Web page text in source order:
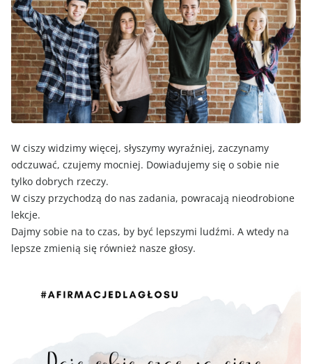
W ciszy widzimy więcej, słyszymy wyraźniej, zaczynamy
odczuwać, czujemy mocniej. Dowiadujemy się o sobie nie
tylko dobrych rzeczy.
W ciszy przychodzą do nas zadania, powracają nieodrobione
lekcje.
Dajmy sobie na to czas, by być lepszymi ludźmi. A wtedy na
lepsze zmienią się również nasze głosy.